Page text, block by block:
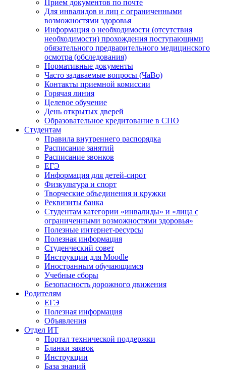
Прием документов по почте
Для инвалидов и лиц с ограниченными
возможностями здоровья
Информация о необходимости (отсутствия
необходимости) прохождения поступающими
обязательного предварительного медицинского
осмотра (обследования)
Нормативные документы
Часто задаваемые вопросы (ЧаВо)
Контакты приемной комиссии
Горячая линия
Целевое обучение
День открытых дверей
Образовательное кредитование в СПО
Студентам
Правила внутреннего распорядка
Расписание занятий
Расписание звонков
ЕГЭ
Информация для детей-сирот
Физкультура и спорт
Творческие объединения и кружки
Реквизиты банка
Студентам категории «инвалиды» и «лица с
ограниченными возможностями здоровья»
Полезные интернет-ресурсы
Полезная информация
Студенческий совет
Инструкции для Moodle
Иностранным обучающимся
Учебные сборы
Безопасность дорожного движения
Родителям
ЕГЭ
Полезная информация
Объявления
Отдел ИТ
Портал технической поддержки
Бланки заявок
Инструкции
База знаний